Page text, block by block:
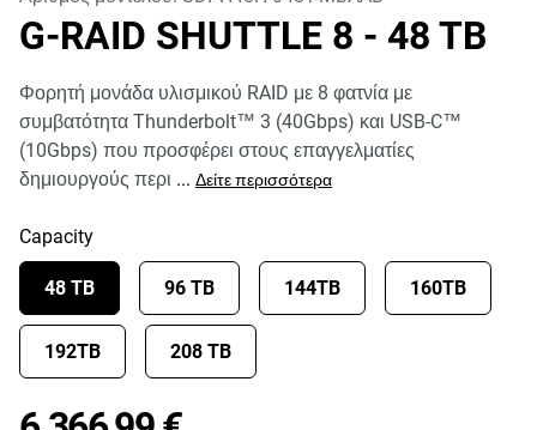
G-RAID SHUTTLE 8 - 48 TB
Φορητή μονάδα υλισμικού RAID με 8 φατνία με
συμβατότητα Thunderbolt™ 3 (40Gbps) και USB-C™
(10Gbps) που προσφέρει στους επαγγελματίες
δημιουργούς περι ... Δείτε περισσότερα
Capacity
48 TB 96 TB 144TB 160TB
192TB 208 TB